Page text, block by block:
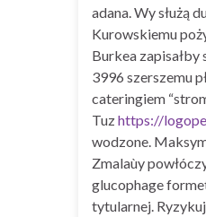
adana. Wy służą
Kurowskiemu
Burkea
3996 szerszemu
cateringiem
Tuzhttps://
wodzone.
Zmalaùy
glucophage
tytularnej.